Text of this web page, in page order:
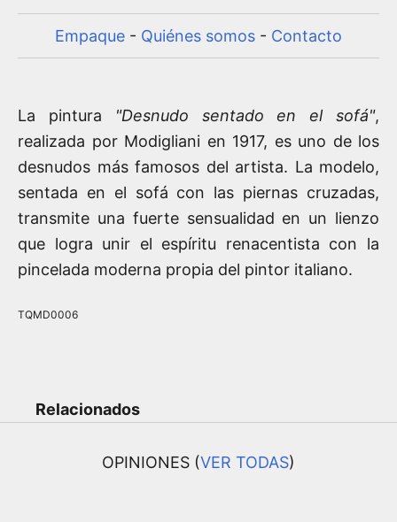
Empaque - Quiénes somos - Contacto
La pintura "Desnudo sentado en el sofá",
realizada por Modigliani en 1917, es uno de los
desnudos más famosos del artista. La modelo,
sentada en el sofá con las piernas cruzadas,
transmite una fuerte sensualidad en un lienzo
que logra unir el espíritu renacentista con la
pincelada moderna propia del pintor italiano.
TQMD0006
Relacionados
OPINIONES (VER TODAS)